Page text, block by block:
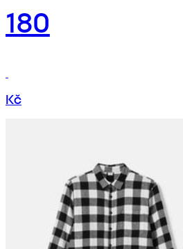
180
Kč